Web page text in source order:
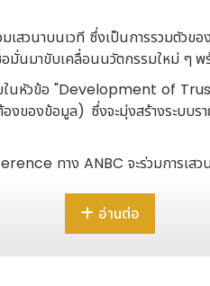
วนาบนเวที ซึ่งเป็นการรวมตัวข
มั่นมาขับเคลื่อนนวัตกรรมใหม่ ๆ
ยในหัวข้อ "Development
งของข้อมูล) ซึ่งจะมุ่งสร้างระบ
ทาง ANBC จะร่วมกา
and Regulatory
ทัศน์ด้านกฎเกณฑ์และแนวทาง
อ่านต่อ